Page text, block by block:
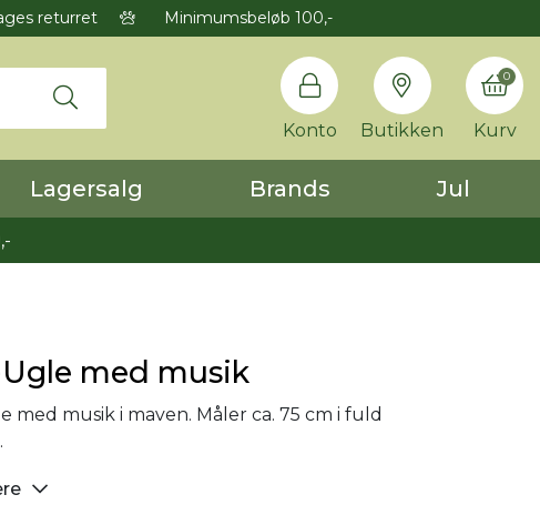
returret Minimumsbeløb 100,-
Konto Butikken Kurv
0
Lagersalg Brands Jul
med musik
med musik i maven. Måler ca. 75 cm i fuld